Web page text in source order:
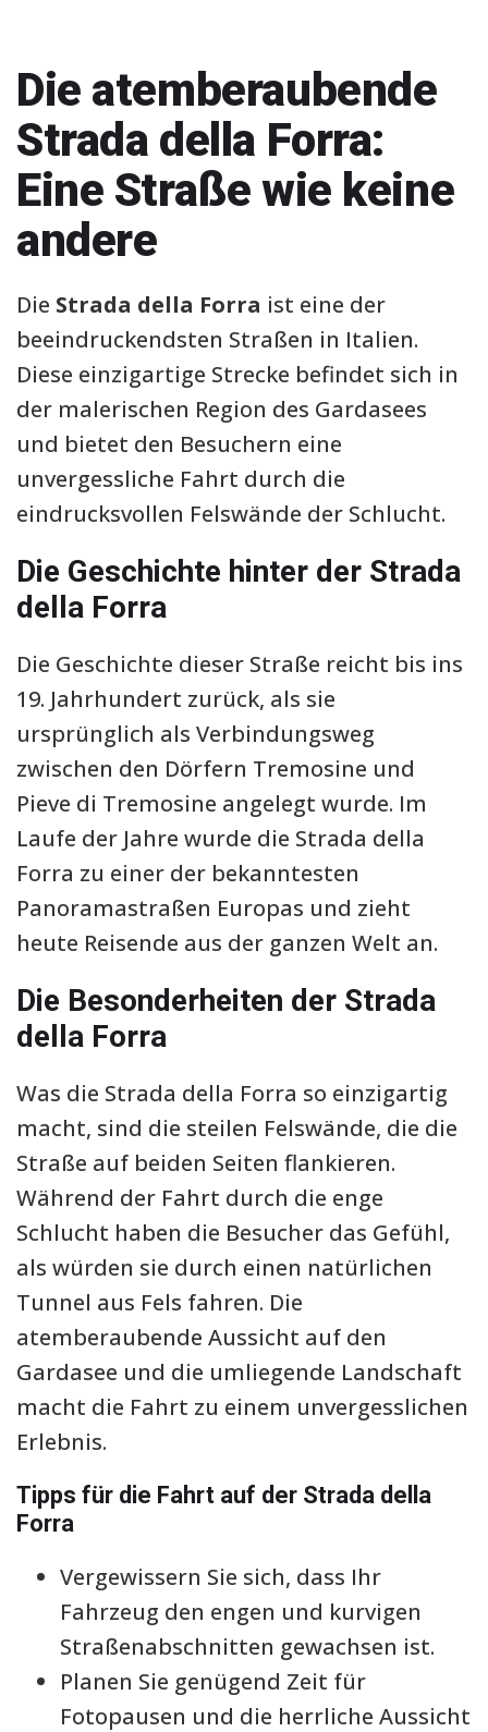
Die atemberaubende
Strada della Forra:
Eine Straße wie keine
andere
Die Strada della Forra ist eine der
beeindruckendsten Straßen in Italien.
Diese einzigartige Strecke befindet sich in
der malerischen Region des Gardasees
und bietet den Besuchern eine
unvergessliche Fahrt durch die
eindrucksvollen Felswände der Schlucht.
Die Geschichte hinter der Strada
della Forra
Die Geschichte dieser Straße reicht bis ins
19. Jahrhundert zurück, als sie
ursprünglich als Verbindungsweg
zwischen den Dörfern Tremosine und
Pieve di Tremosine angelegt wurde. Im
Laufe der Jahre wurde die Strada della
Forra zu einer der bekanntesten
Panoramastraßen Europas und zieht
heute Reisende aus der ganzen Welt an.
Die Besonderheiten der Strada
della Forra
Was die Strada della Forra so einzigartig
macht, sind die steilen Felswände, die die
Straße auf beiden Seiten flankieren.
Während der Fahrt durch die enge
Schlucht haben die Besucher das Gefühl,
als würden sie durch einen natürlichen
Tunnel aus Fels fahren. Die
atemberaubende Aussicht auf den
Gardasee und die umliegende Landschaft
macht die Fahrt zu einem unvergesslichen
Erlebnis.
Tipps für die Fahrt auf der Strada della
Forra
Vergewissern Sie sich, dass Ihr
Fahrzeug den engen und kurvigen
Straßenabschnitten gewachsen ist.
Planen Sie genügend Zeit für
Fotopausen und die herrliche Aussicht